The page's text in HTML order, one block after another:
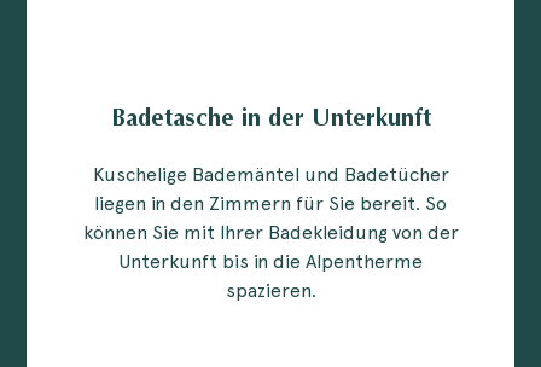
Badetasche in der Unterkunft
Kuschelige Bademäntel und Badetücher
liegen in den Zimmern für Sie bereit. So
können Sie mit Ihrer Badekleidung von der
Unterkunft bis in die Alpentherme
spazieren.